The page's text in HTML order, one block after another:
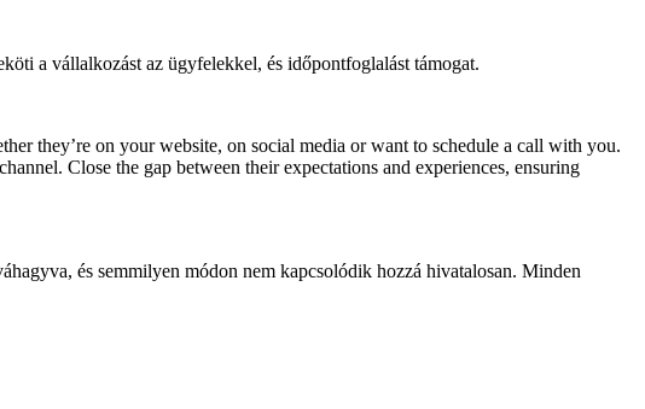
a vállalkozást az ügyfelekkel, és időpontfoglalást támogat.
they’re on your website, on social media or want to schedule a call with you.
Close the gap between their expectations and experiences, ensuring
és semmilyen módon nem kapcsolódik hozzá hivatalosan. Minden